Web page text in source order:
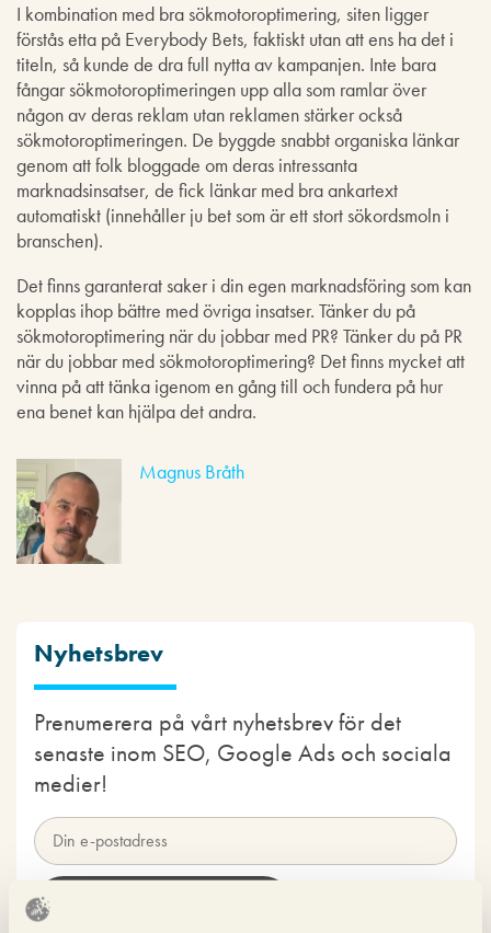
I kombination med bra sökmotoroptimering, siten ligger
förstås etta på Everybody Bets, faktiskt utan att ens ha det i
titeln, så kunde de dra full nytta av kampanjen. Inte bara
fångar sökmotoroptimeringen upp alla som ramlar över
någon av deras reklam utan reklamen stärker också
sökmotoroptimeringen. De byggde snabbt organiska länkar
genom att folk bloggade om deras intressanta
marknadsinsatser, de fick länkar med bra ankartext
automatiskt (innehåller ju bet som är ett stort sökordsmoln i
branschen).
Det finns garanterat saker i din egen marknadsföring som kan
kopplas ihop bättre med övriga insatser. Tänker du på
sökmotoroptimering när du jobbar med PR? Tänker du på PR
när du jobbar med sökmotoroptimering? Det finns mycket att
vinna på att tänka igenom en gång till och fundera på hur
ena benet kan hjälpa det andra.
Magnus Bråth
Nyhetsbrev
Prenumerera på vårt nyhetsbrev för det
senaste inom SEO, Google Ads och sociala
medier!